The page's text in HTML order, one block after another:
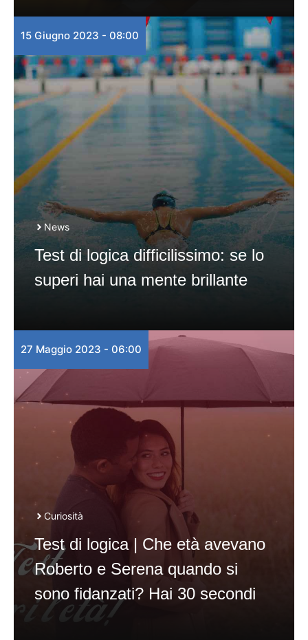
15 Giugno 2023 - 08:00
News
Test di logica difficilissimo: se lo
superi hai una mente brillante
27 Maggio 2023 - 06:00
Curiosità
Test di logica | Che età avevano
Roberto e Serena quando si
sono fidanzati? Hai 30 secondi